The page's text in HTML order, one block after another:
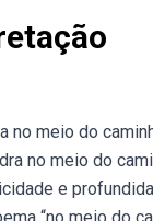
no meio do
no meio do
e